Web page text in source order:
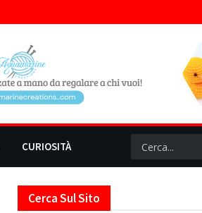
CURIOSITÀ
Cerca Sul Sito